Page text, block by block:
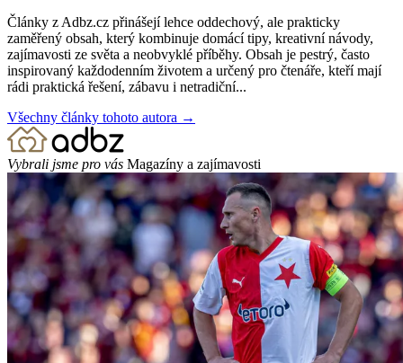
Články z Adbz.cz přinášejí lehce oddechový, ale prakticky
zaměřený obsah, který kombinuje domácí tipy, kreativní návody,
zajímavosti ze světa a neobvyklé příběhy. Obsah je pestrý, často
inspirovaný každodenním životem a určený pro čtenáře, kteří mají
rádi praktická řešení, zábavu i netradiční...
Všechny články tohoto autora →
Vybrali jsme pro vás Magazíny a zajímavosti